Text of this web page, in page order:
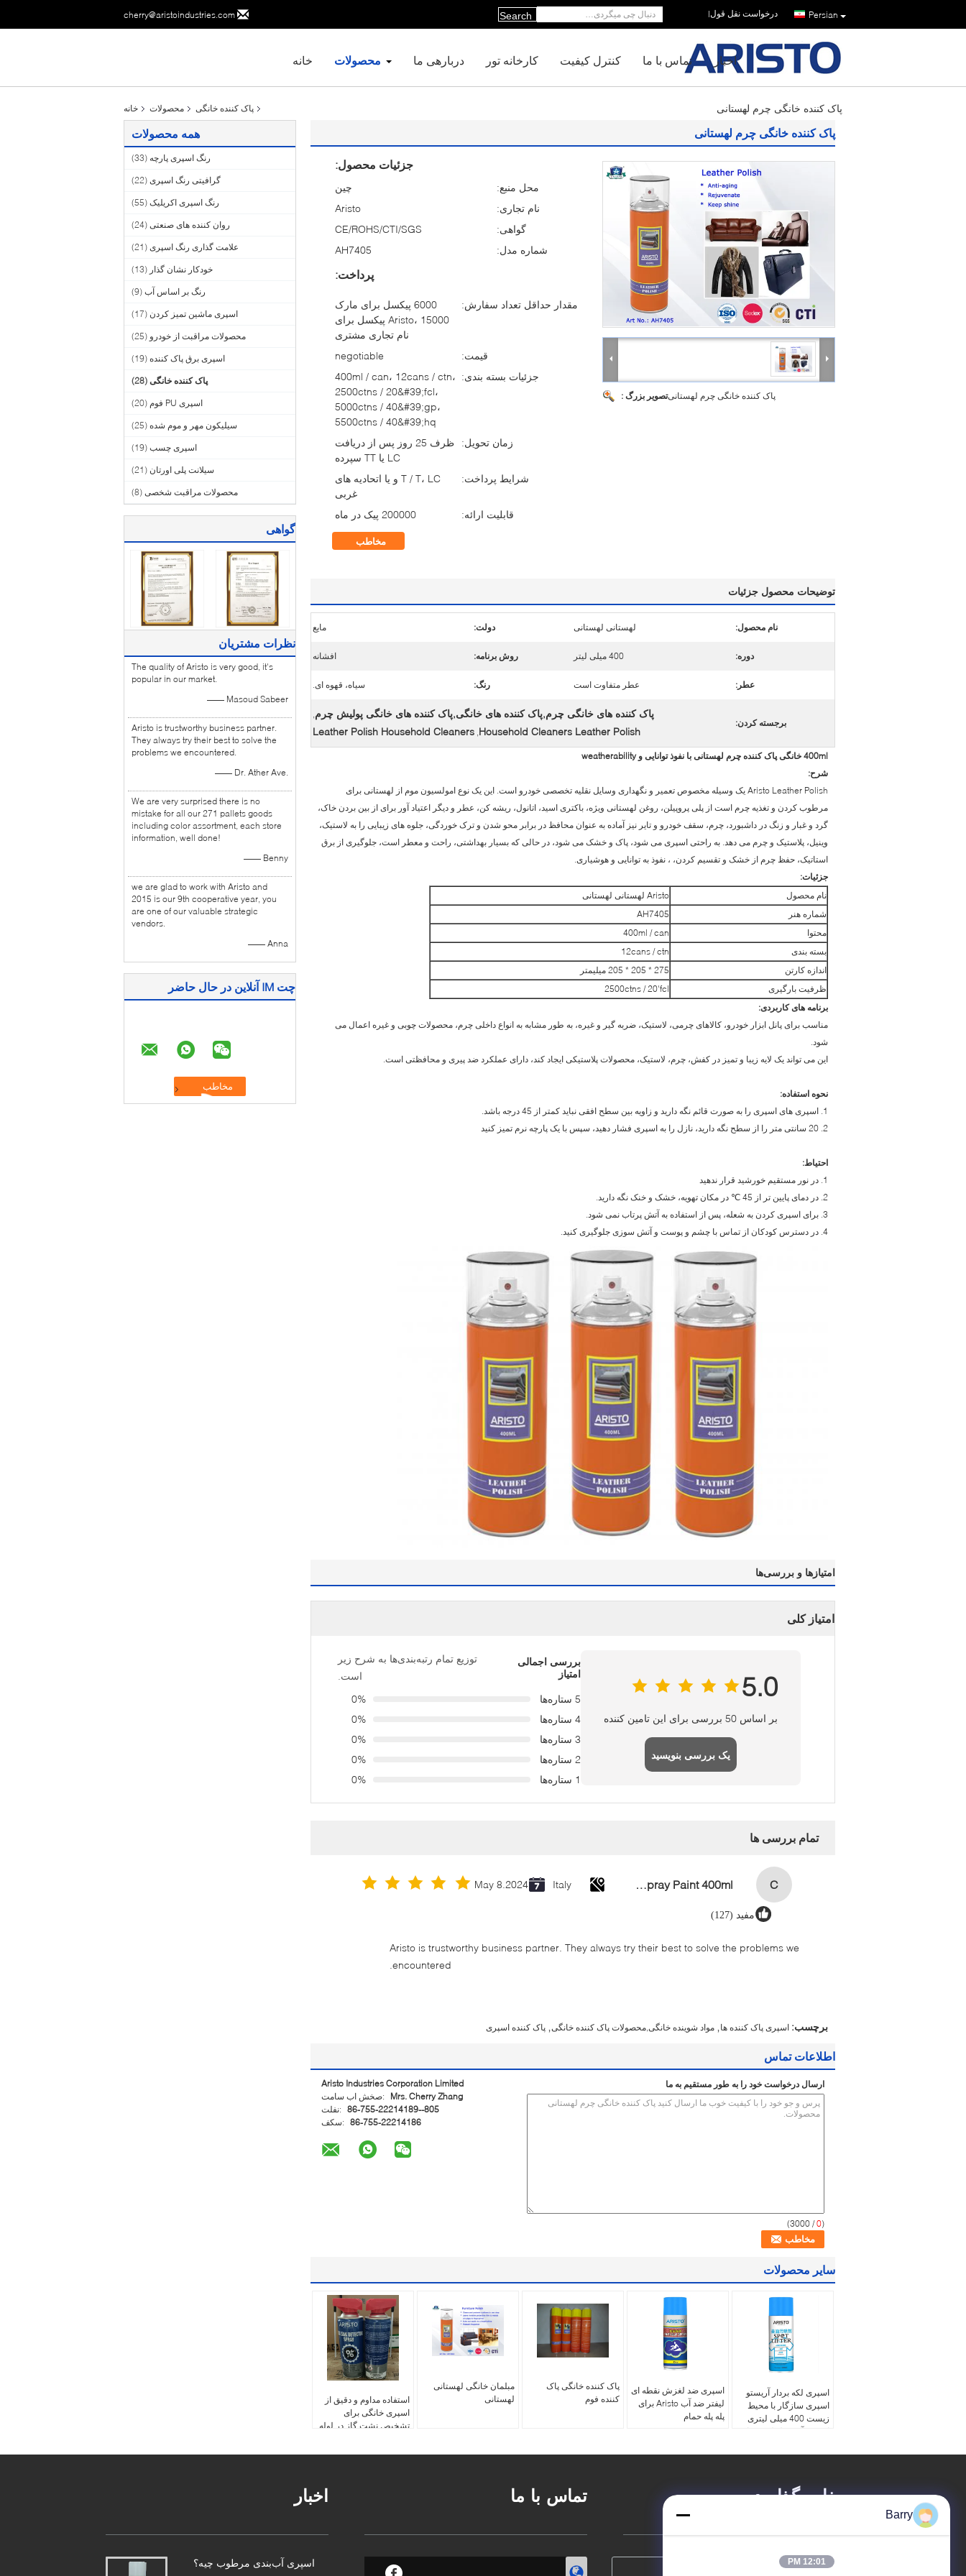
cherry@aristoindustries.com Persian درخواست نقل قول|
Search
خانه محصولات دربارهی ما کارخانه تور کنترل کیفیت تماس با ما اخبار
خانه محصولات پاک کننده خانگی پاک کننده خانگی چرم لهستانی
همه محصولات
رنگ اسپری پارچه (33)
گرافیتی رنگ اسپری (22)
رنگ اسپری اکریلیک (55)
روان کننده های صنعتی (24)
علامت گذاری رنگ اسپری (21)
خودکار نشان گذار (13)
رنگ بر اساس آب (9)
اسپری ماشین تمیز کردن (17)
محصولات مراقبت از خودرو (25)
اسپری برق پاک کننده (19)
پاک کننده خانگی (28)
اسپری PU فوم (20)
سیلیکون مهر و موم شده (25)
اسپری چسب (19)
سیلانت پلی اورتان (21)
محصولات مراقبت شخصی (8)
گواهی
نظرات مشتریان
The quality of Aristo is very good, it's
popular in our market.
—— Masoud Sabeer
Aristo is trustworthy business partner.
They always try their best to solve the
problems we encountered.
—— Dr. Ather Ave.
We are very surprised there is no
mistake for all our 271 pallets goods
including color assortment, each store
information, well done!
—— Benny
we are glad to work with Aristo and
2015 is our 9th cooperative year, you
are one of our valuable strategic
vendors.
—— Anna
چت IM آنلاین در حال حاضر
پاک کننده خانگی چرم لهستانی
تصویر بزرگ :پاک کننده خانگی چرم لهستانی
جزئیات محصول:
محل منبع:
چین
نام تجاری:
Aristo
گواهی:
CE/ROHS/CTI/SGS
شماره مدل:
AH7405
پرداخت:
مقدار حداقل تعداد سفارش:
6000 پیکسل برای مارک
Aristo، 15000 پیکسل برای
نام تجاری مشتری
قیمت:
negotiable
جزئیات بسته بندی: 400ml / can، 12cans / ctn،
2500ctns / 20&#39;fcl،
5000ctns / 40&#39;gp،
5500ctns / 40&#39;hq
زمان تحویل:
ظرف 25 روز پس از دریافت
LC یا TT سپرده
شرایط پرداخت:
T / T، LC و یا اتحادیه های
غربی
قابلیت ارائه:
200000 پیک در ماه
مخاطب
توضیحات محصول جزئیات
نام محصول: لهستانی لهستانی دولت: مایع
دوره: 400 میلی لیتر روش برنامه: افشانه
عطر: عطر متفاوت است رنگ: سیاه، قهوه ای.
برجسته کردن:
پاک کننده های خانگی چرم,پاک کننده های خانگی,پاک کننده های خانگی پولیش چرم,
Household Cleaners Leather Polish
,
Leather Polish Household Cleaners
400ml خانگی پاک کننده چرم لهستانی با نفوذ توانایی و weatherability
شرح:
Aristo Leather Polish یک وسیله مخصوص تعمیر و نگهداری وسایل نقلیه تخصصی خودرو است. این یک نوع امولسیون موم از لهستانی برای
مرطوب کردن و تغذیه چرم است از پلی پروپیلن، روغن لهستانی ویژه، باکتری اسید، اتانول، ریشه کن، عطر و دیگر اعتیاد آور برای از بین بردن خاک،
گرد و غبار و زنگ در داشبورد، چرم، سقف خودرو و تایر نیز آماده به عنوان محافظ در برابر محو شدن و ترک خوردگی، جلوه های زیبایی را به لاستیک،
وینیل، پلاستیک و چرم می دهد. به راحتی اسپری می شود، پاک و خشک می شود، در حالی که بسیار بهداشتی، راحت و معطر است، جلوگیری از برق
استاتیک، حفظ چرم از خشک و تقسیم کردن، ، نفوذ به توانایی و هوشیاری.
جزئیات:
نام محصول
Aristo لهستانی لهستانی
شماره هنر
AH7405
محتوا
400ml / can
بسته بندی
12cans / ctn
اندازه کارتن
275 * 205 * 205 میلیمتر
ظرفیت بارگیری
2500ctns / 20'fcl
برنامه های کاربردی:
مناسب برای پانل ابزار خودرو، کالاهای چرمی، لاستیک، ضربه گیر و غیره، به طور مشابه به انواع داخلی چرم، محصولات چوبی و غیره اعمال می
شود.
این می تواند یک لایه زیبا و تمیز در کفش، چرم، لاستیک، محصولات پلاستیکی ایجاد کند، دارای عملکرد ضد پیری و محافظتی است.
نحوه استفاده:
1. اسپری های اسپری را به صورت قائم نگه دارید و زاویه بین سطح افقی نباید کمتر از 45 درجه باشد.
2. 20 سانتی متر را از سطح نگه دارید، نازل را به اسپری فشار دهید، سپس با یک پارچه نرم تمیز کنید
احتیاط:
1. در نور مستقیم خورشید قرار ندهید
2. در دمای پایین تر از 45 ℃ در مکان تهویه، خشک و خنک نگه دارید.
3. برای اسپری کردن به شعله، پس از استفاده به آتش پرتاب نمی شود.
4. در دسترس کودکان از تماس با چشم و پوست و آتش سوزی جلوگیری کنید.
امتیازها و بررسی‌ها
امتیاز کلی
5.0
بر اساس 50 بررسی برای این تامین کننده
یک بررسی بنویسید
بررسی اجمالی
امتیاز
توزیع تمام رتبه‌بندی‌ها به شرح زیر
است.
5 ستاره‌ها
0%
4 ستاره‌ها
0%
3 ستاره‌ها
0%
2 ستاره‌ها
0%
1 ستاره‌ها
0%
تمام بررسی ها
C
Cold Galvanizing Zinc Spray Paint 400ml
Italy
May 8.2024
مفید (127)
Aristo is trustworthy business partner. They always try their best to solve the problems we
encountered.
برچسب: اسپری پاک کننده ها مواد شوینده خانگی,محصولات پاک کننده خانگی پاک کننده اسپری
اطلاعات تماس
Aristo Industries Corporation Limited
تماس با شخص:
Mrs. Cherry Zhang
تلفن: 86-755-22214189--805
فکس: 86-755-22214186
ارسال درخواست خود را به طور مستقیم به ما
(
0
/ 3000)
سایر محصولات
استفاده مداوم و دقیق از
اسپری خانگی برای
تشخیص نشت گاز در لوله
مبلمان خانگی لهستانی
لهستانی
پاک کننده خانگی پاک
کننده فوم
اسپری ضد لغزش نقطه ای
لیفتر ضد آب Aristo برای
پله پله حمام
اسپری لکه بردار آریستو
اسپری سازگار با محیط
زیست 400 میلی لیتری
اخبار
اسپری آب‌بندی مرطوب چیه؟
تماس با ما پیغام بگذارید
Barry
12:01 PM